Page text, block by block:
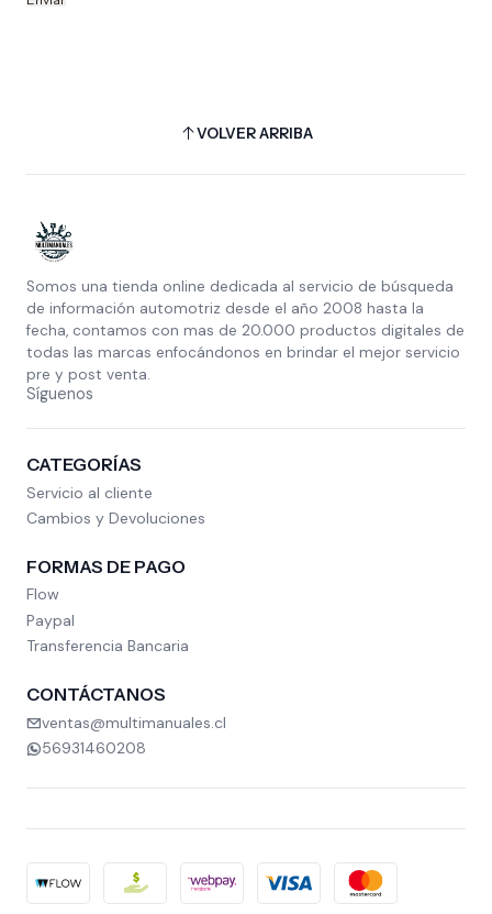
VOLVER ARRIBA
Somos una tienda online dedicada al servicio de búsqueda
de información automotriz desde el año 2008 hasta la
fecha, contamos con mas de 20.000 productos digitales de
todas las marcas enfocándonos en brindar el mejor servicio
pre y post venta.
Síguenos
CATEGORÍAS
Servicio al cliente
Cambios y Devoluciones
FORMAS DE PAGO
Flow
Paypal
Transferencia Bancaria
CONTÁCTANOS
ventas@multimanuales.cl
56931460208